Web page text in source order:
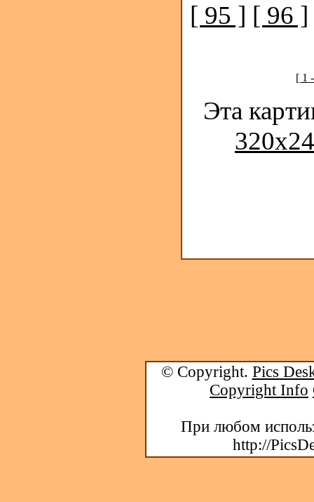
[ 95 ] [ 96 ]
[ 1
Эта
© Copyright. Pics
Copyright Info
При любом
http://